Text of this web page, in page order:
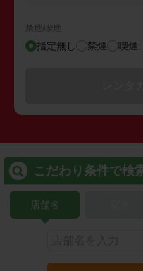
禁煙/喫煙
指定無し 禁煙 喫煙
こだわり条件で検
店舗名